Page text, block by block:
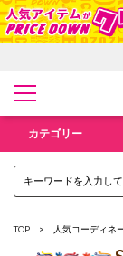
カテゴリー
TOP 人気コーディネ